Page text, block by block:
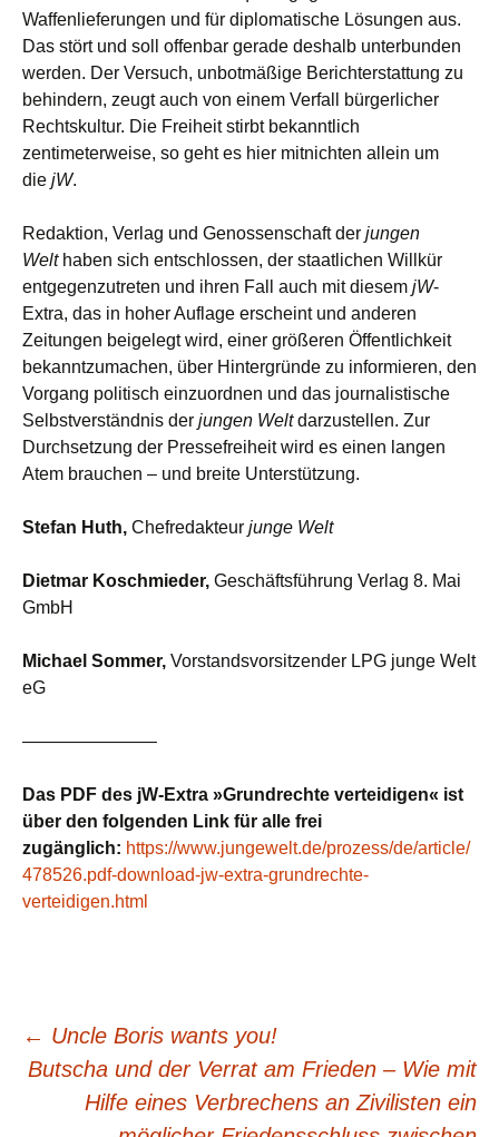
Waffenlieferungen und für diplomatische Lösungen aus.
Das stört und soll offenbar gerade deshalb unterbunden
werden. Der Versuch, unbotmäßige Berichterstattung zu
behindern, zeugt auch von einem Verfall bürgerlicher
Rechtskultur. Die Freiheit stirbt bekanntlich
zentimeterweise, so geht es hier mitnichten allein um
die jW.
Redaktion, Verlag und Genossenschaft der jungen
Welthaben sich entschlossen, der staatlichen Willkür
entgegenzutreten und ihren Fall auch mit diesem jW-
Extra, das in hoher Auflage erscheint und anderen
Zeitungen beigelegt wird, einer größeren Öffentlichkeit
bekanntzumachen, über Hintergründe zu informieren, den
Vorgang politisch einzuordnen und das journalistische
Selbstverständnis der jungen Weltdarzustellen. Zur
Durchsetzung der Pressefreiheit wird es einen langen
Atem brauchen – und breite Unterstützung.
Stefan Huth, Chefredakteur junge Welt
Dietmar Koschmieder, Geschäftsführung Verlag 8. Mai
GmbH
Michael Sommer, Vorstandsvorsitzender LPG junge Welt
eG
———————–
Das PDF des jW-Extra »Grundrechte verteidigen« ist
über den folgenden Link für alle frei
zugänglich: https://www.jungewelt.de/prozess/de/article/
478526.pdf-download-jw-extra-grundrechte-
verteidigen.html
Beitragsnavigation
← Uncle Boris wants you!
Butscha und der Verrat am Frieden – Wie mit
Hilfe eines Verbrechens an Zivilisten ein